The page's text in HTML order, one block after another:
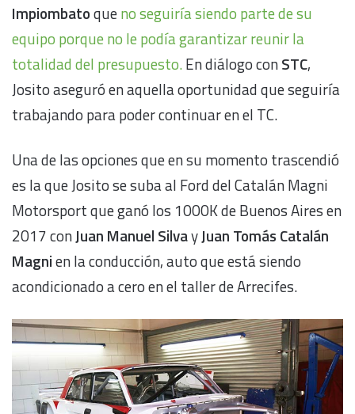
Impiombatoqueno seguiría siendo parte de su
equipo porque no le podía garantizar reunir la
totalidad del presupuesto.En diálogo conSTC,
Josito aseguró en aquella oportunidad que seguiría
trabajando para poder continuar en el TC.
Una de las opciones que en su momento trascendió
es la que Josito se suba al Ford del Catalán Magni
Motorsport que ganó los 1000K de Buenos Aires en
2017 conJuan Manuel SilvayJuan Tomás Catalán
Magnien la conducción, auto que está siendo
acondicionado a cero en el taller de Arrecifes.